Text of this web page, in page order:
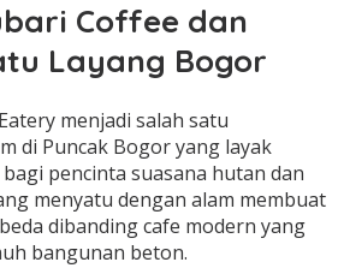
Coffee dan
Layang Bogor
menjadi salah satu
di Puncak Bogor yang layak
pencinta suasana hutan dan
menyatu dengan alam membuat
dibanding cafe modern yang
bangunan beton.